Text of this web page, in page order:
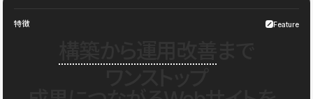
特徴 Feature